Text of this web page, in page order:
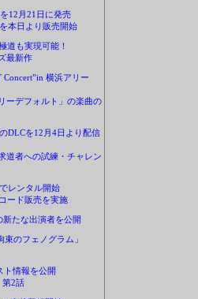
12月21日に発売
本日より販売開始
道も実現可能！
最新作
Concert”in 横浜アリー
ーデフォルト」の楽曲の
DLCを12月4日より配信
道者への試練・チャレン
レンタル開始
ード販売を実施
たな出演者を公開
束のフェノグラム」
ト情報を公開
第2話